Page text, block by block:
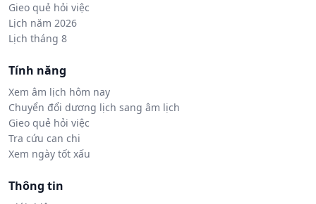
Gieo quẻ hỏi việc
Lịch năm 2026
Lịch tháng 8
Tính năng
Xem âm lịch hôm nay
Chuyển đổi dương lịch sang âm lịch
Gieo quẻ hỏi việc
Tra cứu can chi
Xem ngày tốt xấu
Thông tin